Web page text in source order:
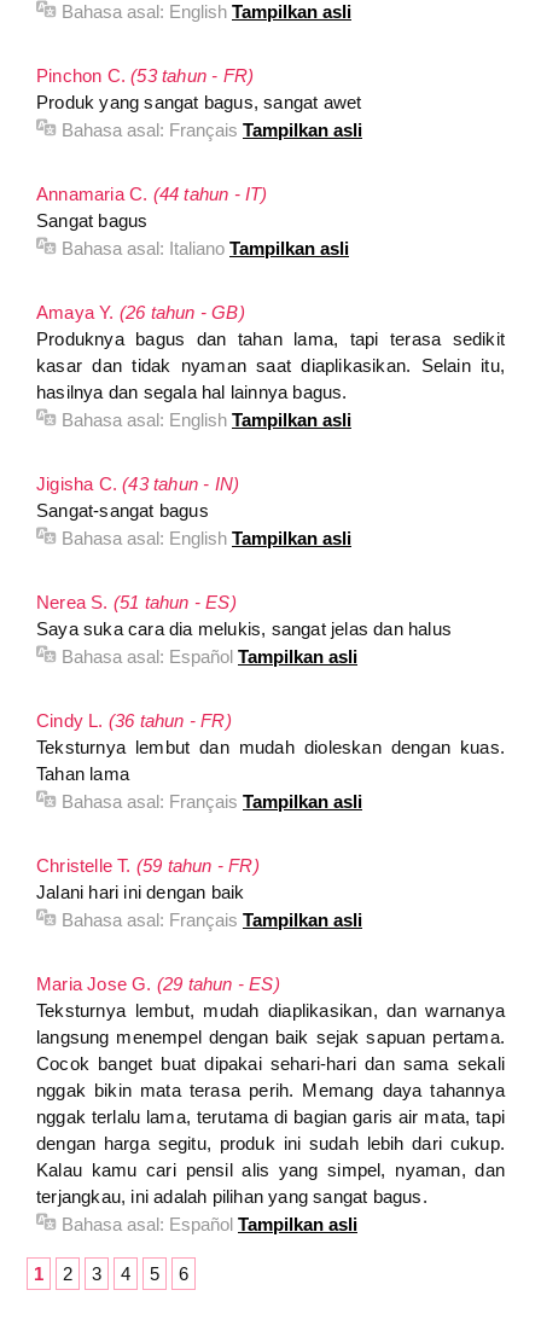
Bahasa asal: English Tampilkan asli
Pinchon C.(53 tahun - FR)
Produk yang sangat bagus, sangat awet
Bahasa asal: Français Tampilkan asli
Annamaria C. (44 tahun - IT)
Sangat bagus
Bahasa asal: Italiano Tampilkan asli
Amaya Y. (26 tahun - GB)
Produknya bagus dan tahan lama, tapi terasa sedikit
kasar dan tidak nyaman saat diaplikasikan. Selain itu,
hasilnya dan segala hal lainnya bagus.
Bahasa asal: English Tampilkan asli
Jigisha C.(43 tahun - IN)
Sangat-sangat bagus
Bahasa asal: English Tampilkan asli
Nerea S. (51 tahun - ES)
Saya suka cara dia melukis, sangat jelas dan halus
Bahasa asal: Español Tampilkan asli
Cindy L. (36 tahun - FR)
Teksturnya lembut dan mudah dioleskan dengan kuas.
Tahan lama
Bahasa asal: Français Tampilkan asli
Christelle T. (59 tahun - FR)
Jalani hari ini dengan baik
Bahasa asal: Français Tampilkan asli
Maria Jose G. (29 tahun - ES)
Teksturnya lembut, mudah diaplikasikan, dan warnanya
langsung menempel dengan baik sejak sapuan pertama.
Cocok banget buat dipakai sehari-hari dan sama sekali
nggak bikin mata terasa perih. Memang daya tahannya
nggak terlalu lama, terutama di bagian garis air mata, tapi
dengan harga segitu, produk ini sudah lebih dari cukup.
Kalau kamu cari pensil alis yang simpel, nyaman, dan
terjangkau, ini adalah pilihan yang sangat bagus.
Bahasa asal: Español Tampilkan asli
1 2 3 4 5 6